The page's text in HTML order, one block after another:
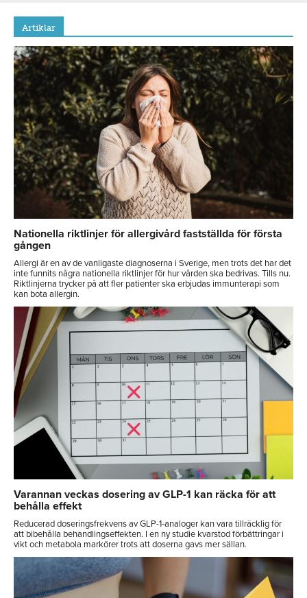
Artiklar
Nationella riktlinjer för allergivård fastställda för första
gången
Allergi är en av de vanligaste diagnoserna i Sverige, men trots det har det
inte funnits några nationella riktlinjer för hur vården ska bedrivas. Tills nu.
Riktlinjerna trycker på att fler patienter ska erbjudas immunterapi som
kan bota allergin.
Varannan veckas dosering av GLP-1 kan räcka för att
behålla effekt
Reducerad doseringsfrekvens av GLP-1-analoger kan vara tillräcklig för
att bibehålla behandlingseffekten. I en ny studie kvarstod förbättringar i
vikt och metabola markörer trots att doserna gavs mer sällan.